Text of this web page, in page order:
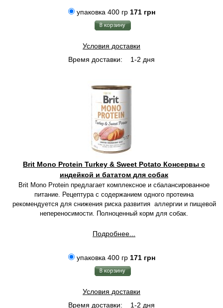
упаковка 400 гр 171 грн
Условия доставки
Время доставки:
1-2 дня
Brit Mono Protein Turkey & Sweet Potato Консервы с
индейкой и бататом для собак
Brit Mono Protein предлагает комплексное и сбалансированное
питание. Рецептура с содержанием одного протеина
рекомендуется для снижения риска развития аллергии и пищевой
непереносимости. Полноценный корм для собак.
Подробнее...
упаковка 400 гр 171 грн
Условия доставки
Время доставки:
1-2 дня